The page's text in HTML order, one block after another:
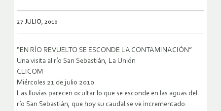
27 JULIO, 2010
“EN RÍO REVUELTO SE ESCONDE LA CONTAMINACIÓN”
Una visita al río San Sebastián, La Unión
CEICOM
Miércoles 21 de julio 2010
Las lluvias parecen ocultar lo que se esconde en las aguas del
río San Sebastián, que hoy su caudal se ve incrementado.